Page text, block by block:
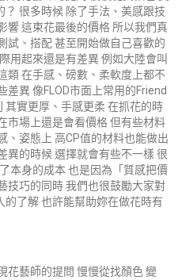
花藝師的提問 慢慢從找顏色 變